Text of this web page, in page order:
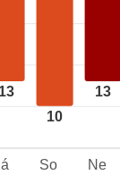
13
10
13
So Ne